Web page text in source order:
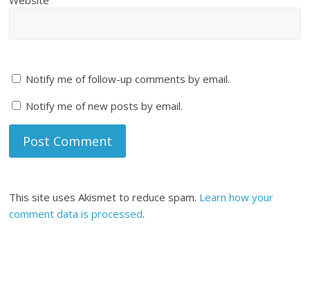
Notify me of follow-up comments by email.
Notify me of new posts by email.
This site uses Akismet to reduce spam. Learn how your
comment data is processed.